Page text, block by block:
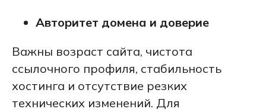
Авторитет домена и доверие
Важны возраст сайта, чистота
ссылочного профиля, стабильность
хостинга и отсутствие резких
технических изменений. Для